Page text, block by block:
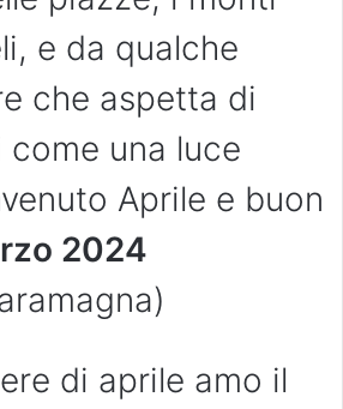
e da qualche
che aspetta di
una luce
Aprile e buon
2024
di aprile amo il